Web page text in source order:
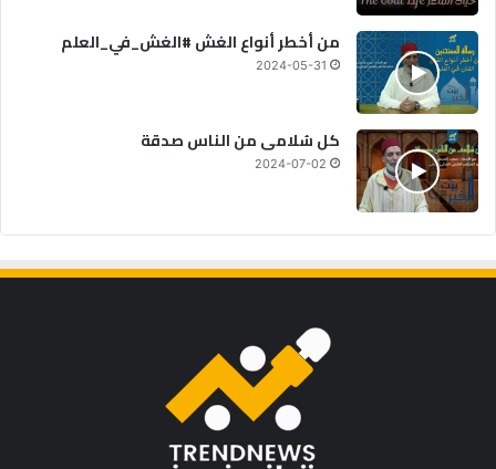
من أخطر أنواع الغش #الغش_في_العلم
2024-05-31
كل سُلامى من الناس صدقة
2024-07-02